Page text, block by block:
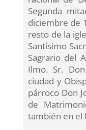
Segunda
diciembre de
resto de la
Santísimo
Sagrario del
Ilmo. Sr.
ciudad y
párroco Don
de
también en el